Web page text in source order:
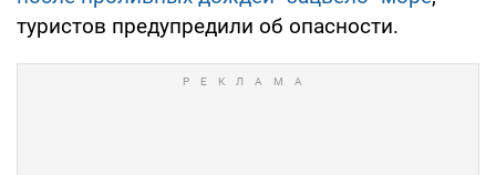
туристов предупредили об опасности.